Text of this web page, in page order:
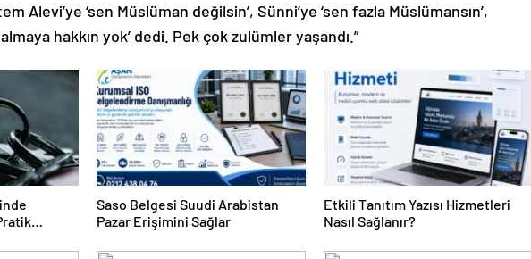
Alevi’ye ‘sen Müslüman değilsin’, Sünni’ye ‘sen fazla Müslümansın’,
hakkın yok’ dedi. Pek çok zulümler yaşandı.”
Saso Belgesi Suudi Arabistan
Pazar Erişimini Sağlar
Etkili Tanıtım Yazısı Hizmetleri
Nasıl Sağlanır?